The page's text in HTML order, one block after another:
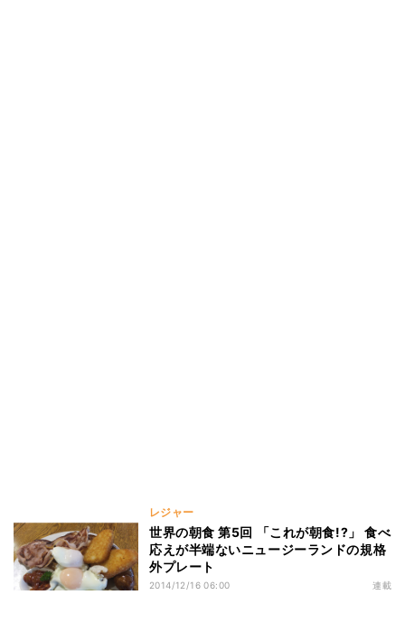
レジャー
世界の朝食 第5回 「これが朝食!?」 食べ
応えが半端ないニュージーランドの規格
外プレート
2014/12/16 06:00 連載